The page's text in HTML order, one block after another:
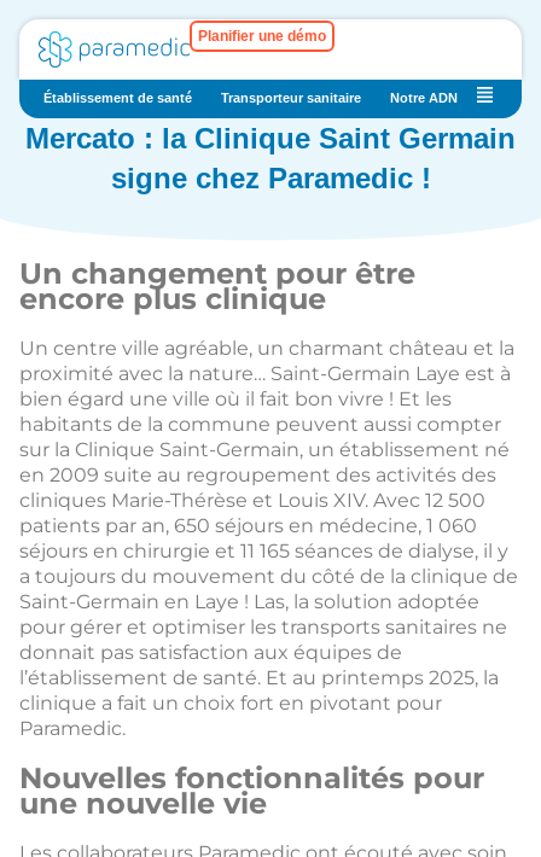
Planifier une démo
Établissement de santé Transporteur sanitaire Notre ADN Nos
Mercato : la Clinique Saint Germain
signe chez Paramedic !
Un changement pour être
encore plus clinique
Un centre ville agréable, un charmant château et la
proximité avec la nature… Saint-Germain Laye est à
bien égard une ville où il fait bon vivre ! Et les
habitants de la commune peuvent aussi compter
sur la Clinique Saint-Germain, un établissement né
en 2009 suite au regroupement des activités des
cliniques Marie-Thérèse et Louis XIV. Avec 12 500
patients par an, 650 séjours en médecine, 1 060
séjours en chirurgie et 11 165 séances de dialyse, il y
a toujours du mouvement du côté de la clinique de
Saint-Germain en Laye ! Las, la solution adoptée
pour gérer et optimiser les transports sanitaires ne
donnait pas satisfaction aux équipes de
l’établissement de santé. Et au printemps 2025, la
clinique a fait un choix fort en pivotant pour
Paramedic.
Nouvelles fonctionnalités pour
une nouvelle vie
Les collaborateurs Paramedic ont écouté avec soin